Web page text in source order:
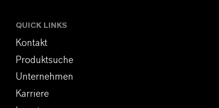
QUICK LINKS
Kontakt
Produktsuche
Unternehmen
Karriere